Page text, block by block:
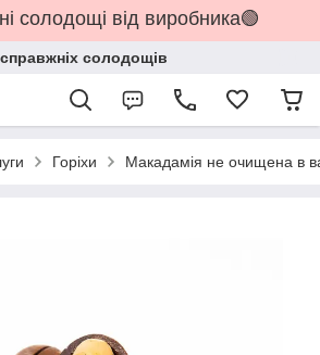
солодощі від виробника🟢
солодощів
Горіхи Макадамія не очищена в